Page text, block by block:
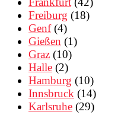
Freiburg (18)
Genf(4)
Gießen (1)
Graz (10)
Halle (2)
Hamburg (10)
Innsbruck (14)
Karlsruhe (29)